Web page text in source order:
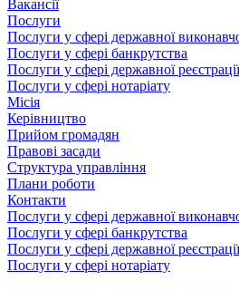
Вакансії
Послуги
Послуги у сфері державної
Послуги у сфері банкрутства
Послуги у сфері державної реєстрації
Послуги у сфері нотаріату
Місія
Керівництво
Прийом громадян
Правові засади
Структура управління
Плани роботи
Контакти
Послуги у сфері державної
Послуги у сфері банкрутства
Послуги у сфері державної реєстрації
Послуги у сфері нотаріату